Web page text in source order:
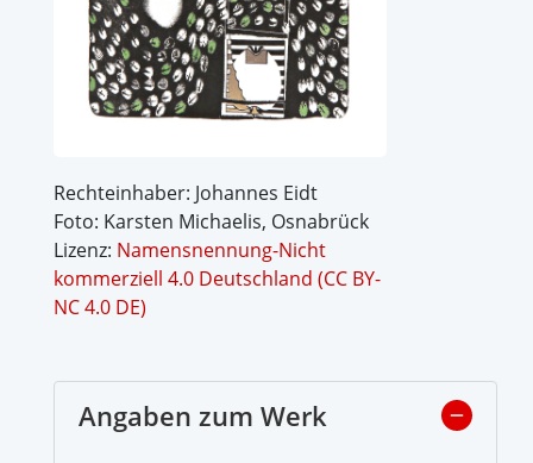
Rechteinhaber: Johannes Eidt
Foto: Karsten Michaelis, Osnabrück
Lizenz: Namensnennung-Nicht
kommerziell 4.0 Deutschland (CC BY-
NC 4.0 DE)
Angaben zum Werk